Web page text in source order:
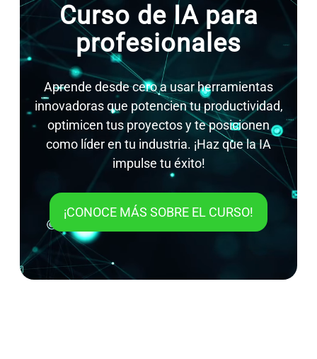
Curso de IA para
profesionales
Aprende desde cero a usar herramientas
innovadoras que potencien tu productividad,
optimicen tus proyectos y te posicionen
como líder en tu industria. ¡Haz que la IA
impulse tu éxito!
¡CONOCE MÁS SOBRE EL CURSO!